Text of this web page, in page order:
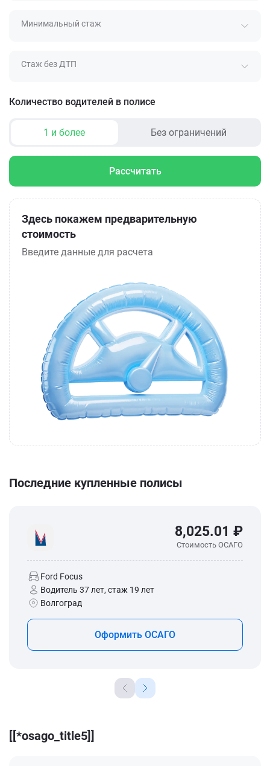
Минимальный стаж
Стаж без ДТП
Количество водителей в полисе
1 и более Без ограничений
Рассчитать
Здесь покажем предварительную
стоимость
Введите данные для расчета
Последние купленные полисы
8,025.01 ₽
Стоимость ОСАГО
Ford Focus
Водитель 37 лет, стаж 19 лет
Волгоград
Оформить ОСАГО
[[*osago_title5]]